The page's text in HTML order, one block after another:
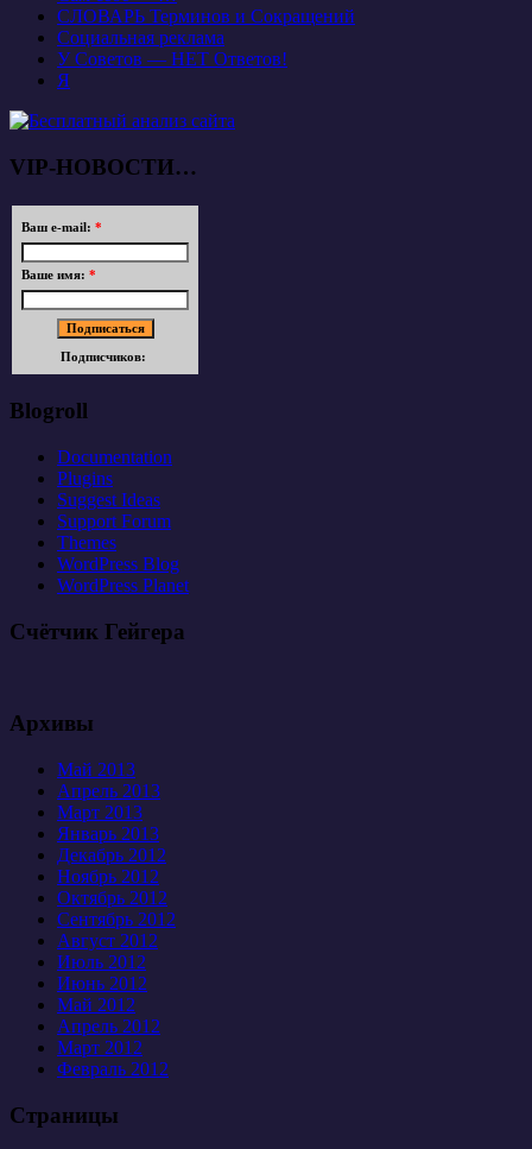
СЛОВАРЬ Терминов и Сокращений
Социальная реклама
У Советов — НЕТ Ответов!
Я
VIP-НОВОСТИ…
Ваш e-mail: *
Ваше имя: *
Подписчиков:
Blogroll
Documentation
Plugins
Suggest Ideas
Support Forum
Themes
WordPress Blog
WordPress Planet
Счётчик Гейгера
Архивы
Май 2013
Апрель 2013
Март 2013
Январь 2013
Декабрь 2012
Ноябрь 2012
Октябрь 2012
Сентябрь 2012
Август 2012
Июль 2012
Июнь 2012
Май 2012
Апрель 2012
Март 2012
Февраль 2012
Страницы